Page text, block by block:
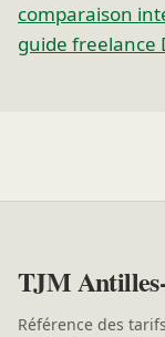
comparaison
guide freelance
TJM
Référence des